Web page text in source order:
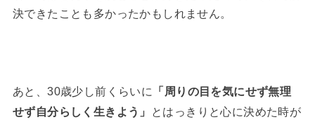
決できたことも多かったかもしれません。
あと、30歳少し前くらいに
「周りの目を気にせず無理
せず自分らしく生きよう」
とはっきりと心に決めた時が